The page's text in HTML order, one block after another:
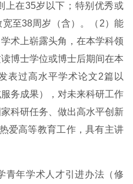
上在35岁以下；特别优秀或
至38周岁（含）。（2）能
术上崭露头角，在本学科领
博士学位或博士后期间在本
表过高水平学术论文2篇以
务成果），对未来科研工作
科研任务、做出高水平创新
爱高等教育工作，具有主讲
青年学术人才引进办法（修